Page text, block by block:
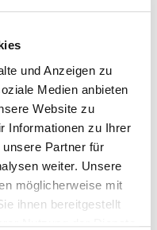
und Anzeigen zu
Medien anbieten
Website zu
Informationen zu Ihrer
Partner für
weiter. Unsere
möglicherweise mit
ihnen bereitgestellt
Nutzung der Dienste